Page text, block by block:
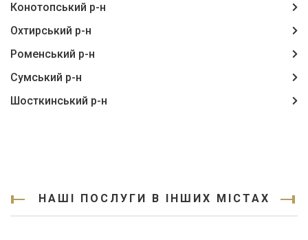
Конотопський р-н
Охтирський р-н
Роменський р-н
Сумський р-н
Шосткинський р-н
НАШІ ПОСЛУГИ В ІНШИХ МІСТАХ